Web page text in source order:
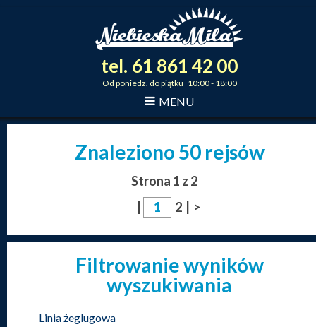
tel. 61 861 42 00
Od poniedz. do piątku 10:00 - 18:00
MENU
Znaleziono 50 rejsów
Strona 1 z 2
2 >
Filtrowanie wyników
wyszukiwania
Linia żeglugowa